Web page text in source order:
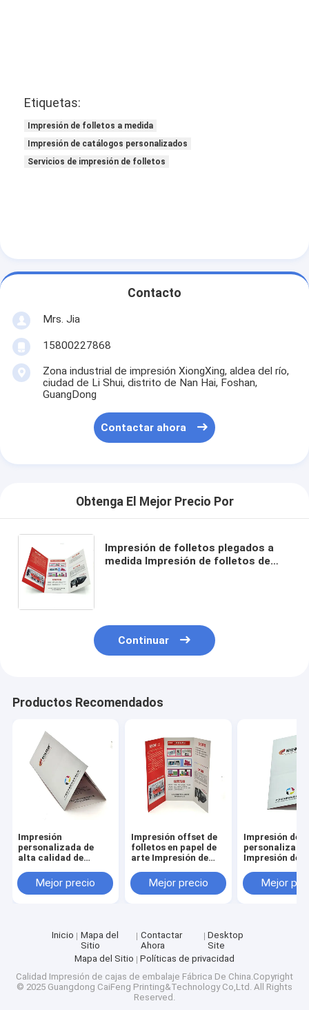
Etiquetas:
Impresión de folletos a medida
Impresión de catálogos personalizados
Servicios de impresión de folletos
Contacto
Mrs. Jia
15800227868
Zona industrial de impresión XiongXing, aldea del río,
ciudad de Li Shui, distrito de Nan Hai, Foshan,
GuangDong
Contactar ahora
Obtenga El Mejor Precio Por
Impresión de folletos plegados a
medida Impresión de folletos de
Continuar
Productos Recomendados
Impresión
personalizada de
alta calidad de
de lujoMejor precio
Impresión offset de
folletos en papel de
arte Impresión de
Mejor precio
Impresión de
Impresión de
de folletos
Mejor
Inicio
Mapa del
Sitio
Contactar
Ahora
Desktop
Site
Mapa del Sitio
Políticas de privacidad
Calidad Impresión de cajas de embalaje Fábrica De China.Copyright
© 2025 Guangdong CaiFeng Printing&Technology Co,Ltd. All Rights
Reserved.